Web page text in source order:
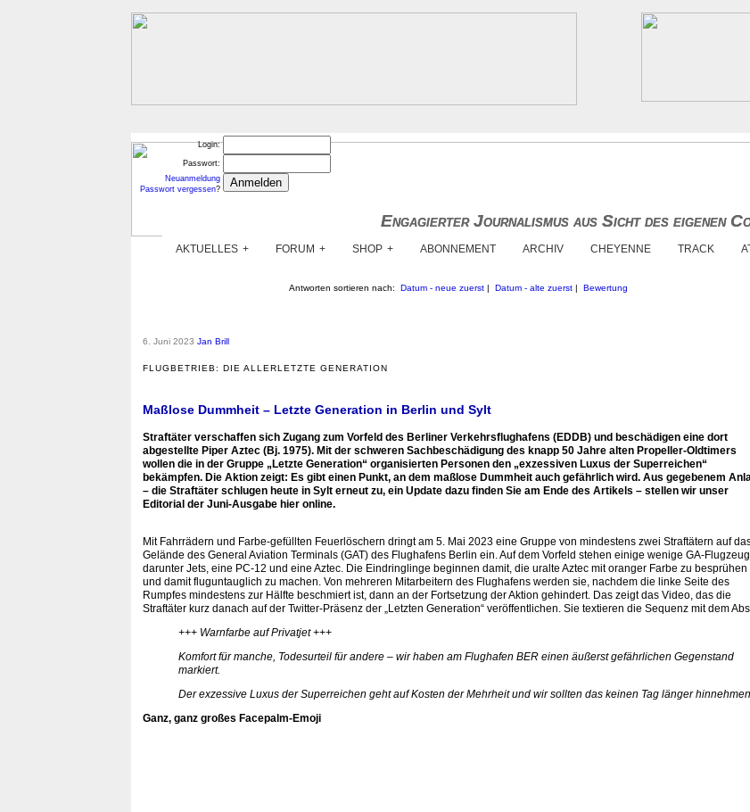
Login:
Passwort:
Neuanmeldung
Passwort vergessen?
Engagierter Journalismus aus Sicht des eigenen
Engagierter Journalismus aus Sicht des eigenen
AKTUELLES FORUM SHOP ABONNEMENT ARCHIV CHEYENNE TRACK
Antworten sortieren nach: Datum - neue zuerst| Datum - alte zuerst| Bewertung
6. Juni 2023 Jan Brill
FLUGBETRIEB: DIE ALLERLETZTE GENERATION
Maßlose Dummheit – Letzte Generation in Berlin und Sylt
Straftäter verschaffen sich Zugang zum Vorfeld des Berliner Verkehrsflughafens (EDDB) und beschädigen eine dort
abgestellte Piper Aztec (Bj. 1975). Mit der schweren Sachbeschädigung des knapp 50 Jahre alten Propeller-Oldtimers
wollen die in der Gruppe „Letzte Generation“ organisierten Personen den „exzessiven Luxus der Superreichen“
bekämpfen. Die Aktion zeigt: Es gibt einen Punkt, an dem maßlose Dummheit auch gefährlich wird. Aus gegebenem
– die Straftäter schlugen heute in Sylt erneut zu, ein Update dazu finden Sie am Ende des Artikels – stellen wir unser
Editorial der Juni-Ausgabe hier online.
Mit Fahrrädern und Farbe-gefüllten Feuerlöschern dringt am 5. Mai 2023 eine Gruppe von mindestens zwei Straftätern auf
Gelände des General Aviation Terminals (GAT) des Flughafens Berlin ein. Auf dem Vorfeld stehen einige wenige GA-
darunter Jets, eine PC-12 und eine Aztec. Die Eindringlinge beginnen damit, die uralte Aztec mit oranger Farbe zu besprühen
und damit fluguntauglich zu machen. Von mehreren Mitarbeitern des Flughafens werden sie, nachdem die linke Seite des
Rumpfes mindestens zur Hälfte beschmiert ist, dann an der Fortsetzung der Aktion gehindert. Das zeigt das Video, das die
Straftäter kurz danach auf der Twitter-Präsenz der „Letzten Generation“ veröffentlichen. Sie textieren die Sequenz mit dem
+++ Warnfarbe auf Privatjet +++
Komfort für manche, Todesurteil für andere – wir haben am Flughafen BER einen äußerst gefährlichen Gegenstand
markiert.
Der exzessive Luxus der Superreichen geht auf Kosten der Mehrheit und wir sollten das keinen Tag länger
Ganz, ganz großes Facepalm-Emoji